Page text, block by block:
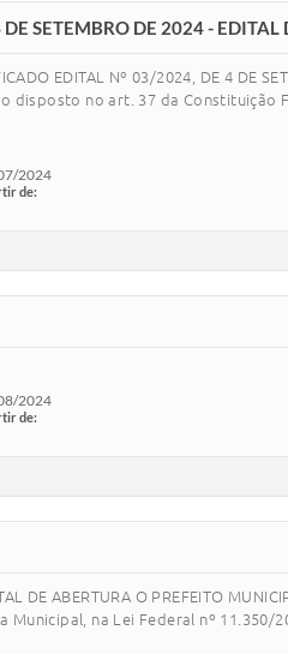
SETEMBRO DE 2024 - EDITAL
EDITAL Nº 03/2024, DE 4 DE
disposto no art. 37 da Constituição
2024
de:
2024
de:
DE ABERTURA O PREFEITO
na Lei Federal nº 11.350/